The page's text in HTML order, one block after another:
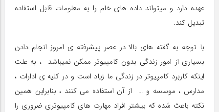
عهده دارد و میتواند داده های خام را به معلومات قابل استفاده
تبدیل کند.
با توجه به گفته های بالا در عصر پیشرفته ی امروز انجام دادن
بسیاری از امور زندگی بدون کامپیوتر ممکن نمیباشد ، به علت
اینکه کاربرد کامپیوتر در زندگی ما زیاد است و در کلیه ی ادارات ،
مدارس ، موسسه و … از آن استفاده می کنند ، بنابراین همین
نکته باعث شده که بیشتر افراد مهارت های کامپیوتری ضروری را